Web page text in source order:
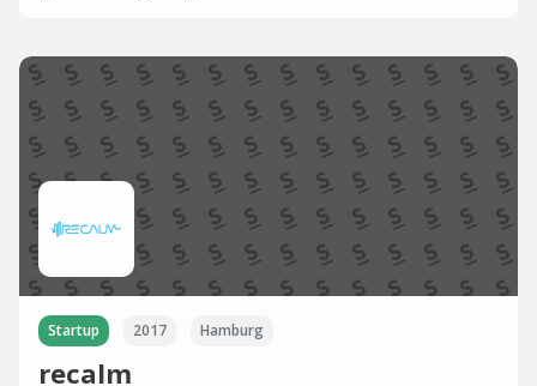
Startup 2017 Hamburg
recalm